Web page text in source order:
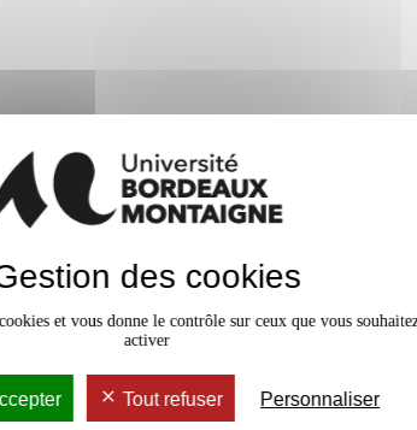
qui pourront,
et de
Niveau
d'acquisition
des cookies
et vous donne le contrôle sur ceux que vous
activer
Tout refuser Personnaliser